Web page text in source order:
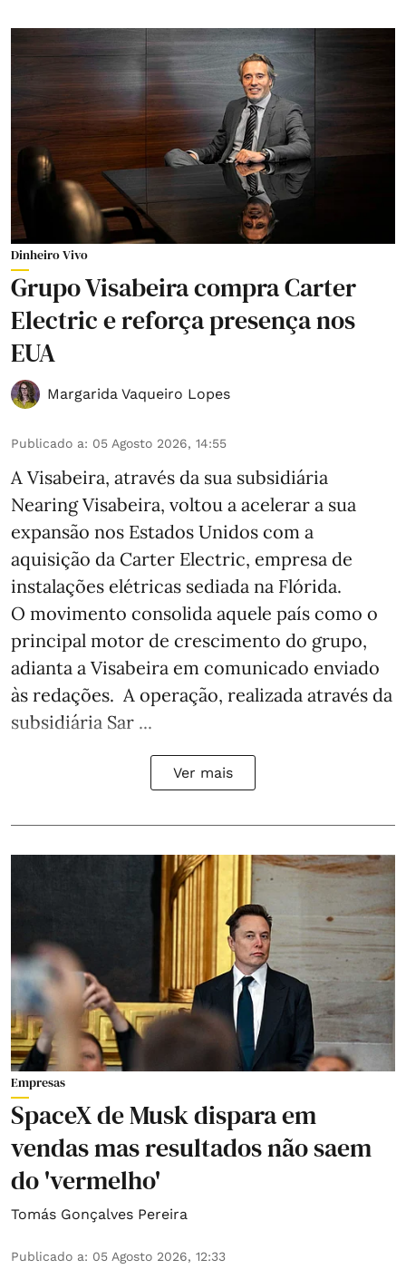
Dinheiro Vivo
Grupo Visabeira compra Carter
Electric e reforça presença nos
EUA
Margarida Vaqueiro Lopes
Publicado a: 05 Agosto 2026, 14:55
A Visabeira, através da sua subsidiária
Nearing Visabeira, voltou a acelerar a sua
expansão nos Estados Unidos com a
aquisição da Carter Electric, empresa de
instalações elétricas sediada na Flórida.
O movimento consolida aquele país como o
principal motor de crescimento do grupo,
adianta a Visabeira em comunicado enviado
às redações. A operação, realizada através da
subsidiária Sar ...
Ver mais
Empresas
SpaceX de Musk dispara em
vendas mas resultados não saem
do 'vermelho'
Tomás Gonçalves Pereira
Publicado a: 05 Agosto 2026, 12:33